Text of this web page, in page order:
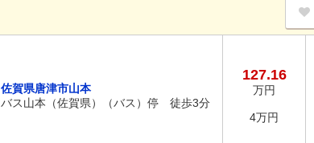
佐賀県唐津市山本
バス山本（佐賀県）（バス）停 徒歩3分
127.16
万円
4万円